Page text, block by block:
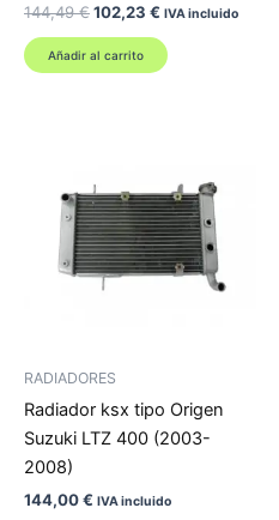
144,49€El
original
era:
102,23 € El
actual
es:
IVA incluido
Añadir al carrito
RADIADORES
Radiador ksx tipo Origen
Suzuki LTZ 400 (2003-
2008)
144,00€ IVA incluido